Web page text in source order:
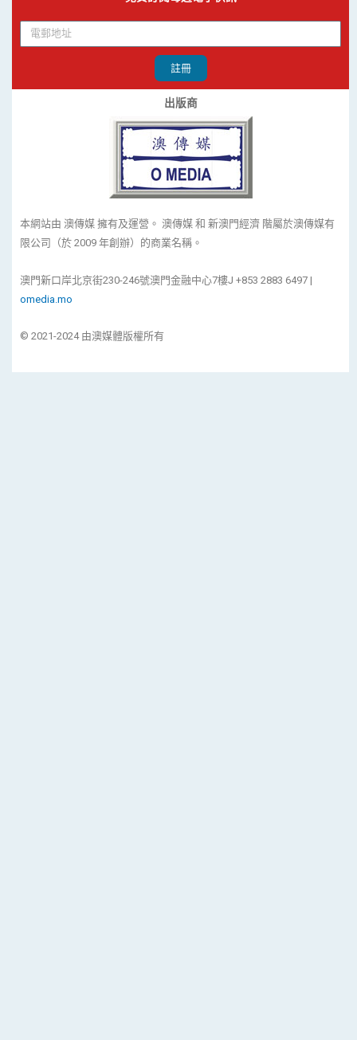
註冊
出版商
本網站由 澳傳媒 擁有及運營。 澳傳媒 和 新澳門經濟 階屬於澳傳媒有
限公司（於 2009 年創辦）的商業名稱。
澳門新口岸北京街230-246號澳門金融中心7樓J +853 2883 6497 |
omedia.mo
© 2021-2024 由澳媒體版權所有